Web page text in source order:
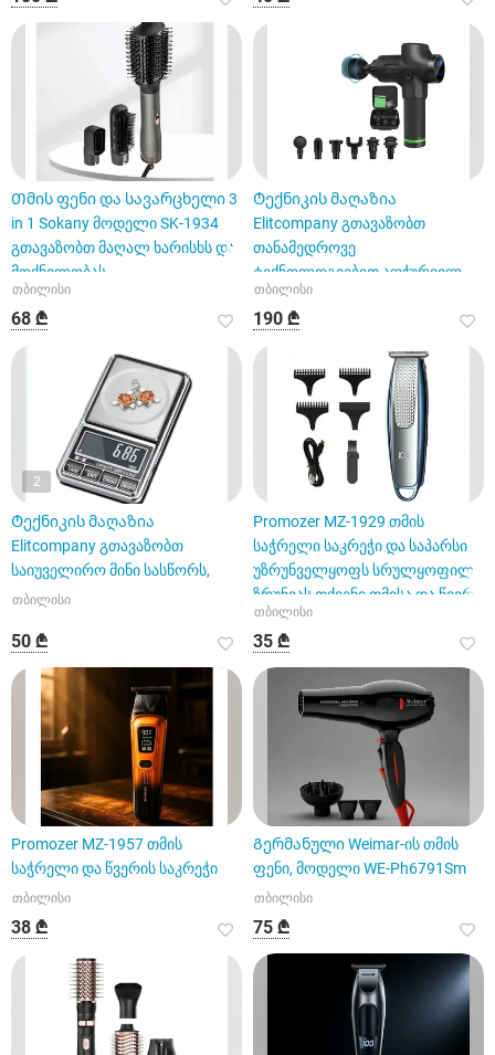
Თმის ფენი და სავარცხელი 3
in 1 Sokany მოდელი SK-1934
გთავაზობთ მაღალ ხარისხს და
მოქნილობას
თბილისი
68 ₾
Ტექნიკის მაღაზია
Elitcompany გთავაზობთ
თანამედროვე
ტექნოლოგიებით აღჭურვილ
სხეულის მასაჟორს
თბილისი
190 ₾
2
Ტექნიკის მაღაზია
Elitcompany გთავაზობთ
საიუველირო მინი სასწორს,
თბილისი
50 ₾
Promozer MZ-1929 თმის
საჭრელი საკრეჭი და საპარსი
უზრუნველყოფს სრულყოფილ
ზრუნვას თქვენი თმისა და წვერ
თბილისი
35 ₾
Promozer MZ-1957 თმის
საჭრელი და წვერის საკრეჭი
თბილისი
38 ₾
Გერმანული Weimar-ის თმის
ფენი, მოდელი WE-Ph6791Sm
თბილისი
75 ₾